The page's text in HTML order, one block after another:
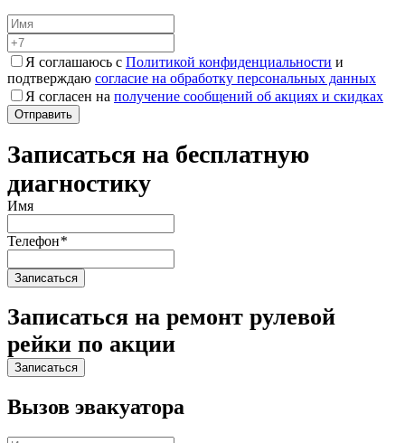
Я соглашаюсь с Политикой конфиденциальности и
подтверждаю согласие на обработку персональных данных
Я согласен на получение сообщений об акциях и скидках
Записаться на бесплатную
диагностику
Имя
Телефон*
Записаться на ремонт рулевой
рейки по акции
Вызов эвакуатора